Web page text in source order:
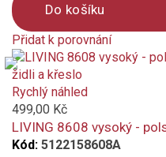
Do košíku
Přidat k porovnání
Product
is
added
to
compare
Rychlý náhled
499,00 Kč
LIVING 8608 vysoký -
Kód: 5122158608A